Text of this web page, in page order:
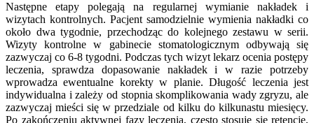
Następne etapy polegają na regularnej wymianie nakładek i
wizytach kontrolnych. Pacjent samodzielnie wymienia nakładki co
około dwa tygodnie, przechodząc do kolejnego zestawu w serii.
Wizyty kontrolne w gabinecie stomatologicznym odbywają się
zazwyczaj co 6-8 tygodni. Podczas tych wizyt lekarz ocenia postępy
leczenia, sprawdza dopasowanie nakładek i w razie potrzeby
wprowadza ewentualne korekty w planie. Długość leczenia jest
indywidualna i zależy od stopnia skomplikowania wady zgryzu, ale
zazwyczaj mieści się w przedziale od kilku do kilkunastu miesięcy.
Po zakończeniu aktywnej fazy leczenia, często stosuje się retencję,